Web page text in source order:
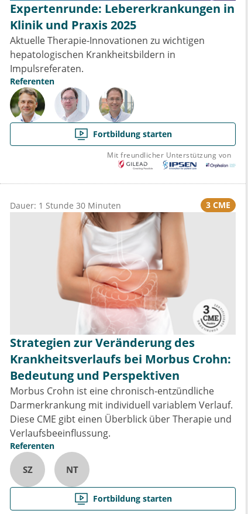
Expertenrunde: Lebererkrankungen in
Klinik und Praxis 2025
Aktuelle Therapie-Innovationen zu wichtigen
hepatologischen Krankheitsbildern in
Impulsreferaten.
Referenten
Fortbildung starten
Mit freundlicher Unterstützung von
Dauer: 1 Stunde 30 Minuten 3 CME
Strategien zur Veränderung des
Krankheitsverlaufs bei Morbus Crohn:
Bedeutung und Perspektiven
Morbus Crohn ist eine chronisch-entzündliche
Darmerkrankung mit individuell variablem Verlauf.
Diese CME gibt einen Überblick über Therapie und
Verlaufsbeeinflussung.
Referenten
SZ NT
Fortbildung starten